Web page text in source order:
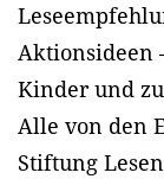
Aktionsideen
Kinder und
Alle von den
Stiftung